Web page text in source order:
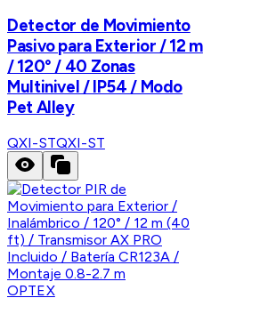
Detector de Movimiento
Pasivo para Exterior / 12 m
/ 120° / 40 Zonas
Multinivel / IP54 / Modo
Pet Alley
QXI-STQXI-ST
OPTEX